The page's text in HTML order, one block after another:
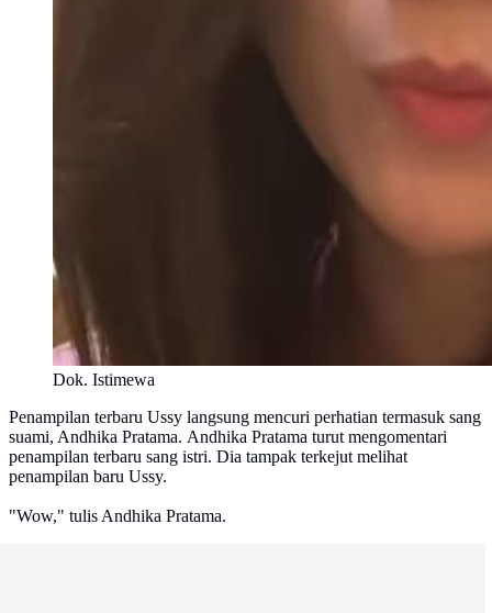
Dok. Istimewa
Penampilan terbaru Ussy langsung mencuri perhatian termasuk sang
suami, Andhika Pratama. Andhika Pratama turut mengomentari
penampilan terbaru sang istri. Dia tampak terkejut melihat
penampilan baru Ussy.
"Wow," tulis Andhika Pratama.